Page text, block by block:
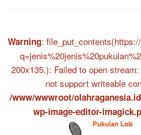
Warning:
200x135.): Failed to open
not support writeable
/www/wwwroot/
wp-image-editor-